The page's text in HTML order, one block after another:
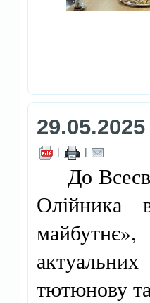
29.05.2025
| |
До
Олійника
тютюнову